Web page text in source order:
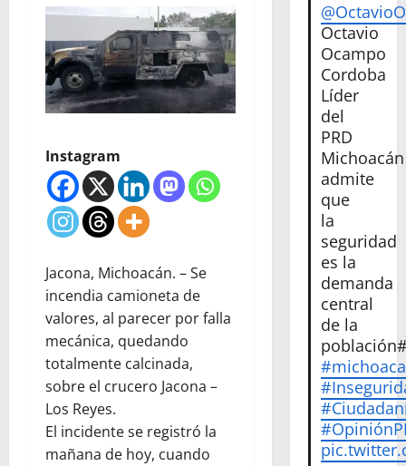
Instagram
Jacona, Michoacán. – Se
incendia camioneta de
valores, al parecer por falla
mecánica, quedando
totalmente calcinada,
sobre el crucero Jacona –
Los Reyes.
El incidente se registró la
mañana de hoy, cuando
Octavio
Ocampo
Cordoba
Líder
del
PRD
Michoacán
admite
que
la
seguridad
es la
demanda
central
de la